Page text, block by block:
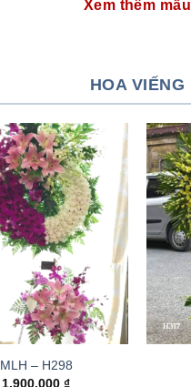
Xem thêm mẫu
HOA VIẾNG
MLH – H298
1.900.000₫